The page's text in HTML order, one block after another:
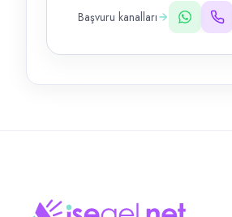
Başvuru kanalları